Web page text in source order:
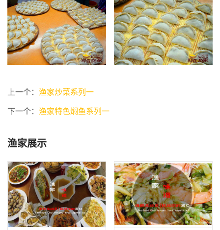
上一个： 渔家炒菜系列一
下一个： 渔家特色焖鱼系列一
渔家展示